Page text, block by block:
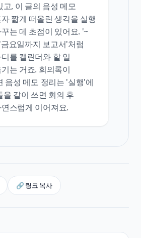
고, 이 글의 음성 메모
짧게 떠올린 생각을 실행
는 데 초점이 있어요. '~
요일까지 보고서'처럼
를 캘린더와 할 일
는 거죠. 회의록이
음성 메모 정리는 '실행'에
을 같이 쓰면 회의 후
스럽게 이어져요.
🔗 링크 복사